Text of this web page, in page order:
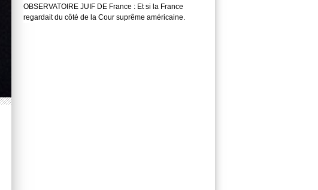
OBSERVATOIRE JUIF DE France : Et si la France
regardait du côté de la Cour suprême américaine.